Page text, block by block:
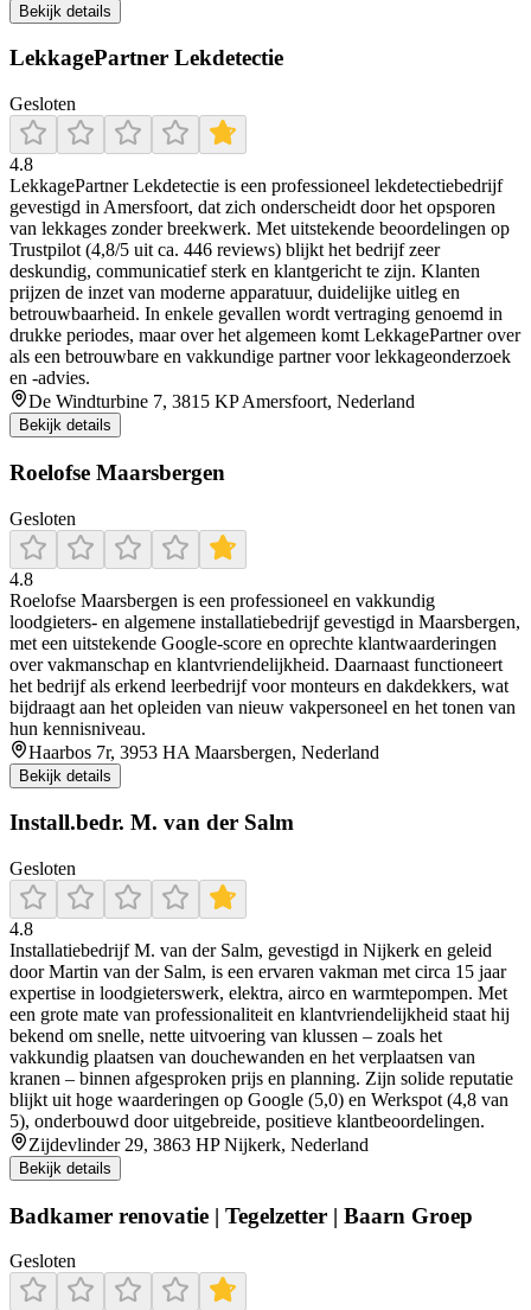
Bekijk details
LekkagePartner Lekdetectie
Gesloten
4.8
LekkagePartner Lekdetectie is een professioneel lekdetectiebedrijf
gevestigd in Amersfoort, dat zich onderscheidt door het opsporen
van lekkages zonder breekwerk. Met uitstekende beoordelingen op
Trustpilot (4,8/5 uit ca. 446 reviews) blijkt het bedrijf zeer
deskundig, communicatief sterk en klantgericht te zijn. Klanten
prijzen de inzet van moderne apparatuur, duidelijke uitleg en
betrouwbaarheid. In enkele gevallen wordt vertraging genoemd in
drukke periodes, maar over het algemeen komt LekkagePartner over
als een betrouwbare en vakkundige partner voor lekkageonderzoek
en -advies.
De Windturbine 7, 3815 KP Amersfoort, Nederland
Bekijk details
Roelofse Maarsbergen
Gesloten
4.8
Roelofse Maarsbergen is een professioneel en vakkundig
loodgieters- en algemene installatiebedrijf gevestigd in Maarsbergen,
met een uitstekende Google-score en oprechte klantwaarderingen
over vakmanschap en klantvriendelijkheid. Daarnaast functioneert
het bedrijf als erkend leerbedrijf voor monteurs en dakdekkers, wat
bijdraagt aan het opleiden van nieuw vakpersoneel en het tonen van
hun kennisniveau.
Haarbos 7r, 3953 HA Maarsbergen, Nederland
Bekijk details
Install.bedr. M. van der Salm
Gesloten
4.8
Installatiebedrijf M. van der Salm, gevestigd in Nijkerk en geleid
door Martin van der Salm, is een ervaren vakman met circa 15 jaar
expertise in loodgieterswerk, elektra, airco en warmtepompen. Met
een grote mate van professionaliteit en klantvriendelijkheid staat hij
bekend om snelle, nette uitvoering van klussen – zoals het
vakkundig plaatsen van douchewanden en het verplaatsen van
kranen – binnen afgesproken prijs en planning. Zijn solide reputatie
blijkt uit hoge waarderingen op Google (5,0) en Werkspot (4,8 van
5), onderbouwd door uitgebreide, positieve klantbeoordelingen.
Zijdevlinder 29, 3863 HP Nijkerk, Nederland
Bekijk details
Badkamer renovatie | Tegelzetter | Baarn Groep
Gesloten